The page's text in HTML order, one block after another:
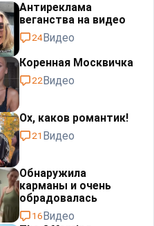
Антиреклама
веганства на видео
24Видео
Коренная Москвичка
22Видео
Ох, каков романтик!
21 Видео
Обнаружила
карманы и очень
обрадовалась
16Видео